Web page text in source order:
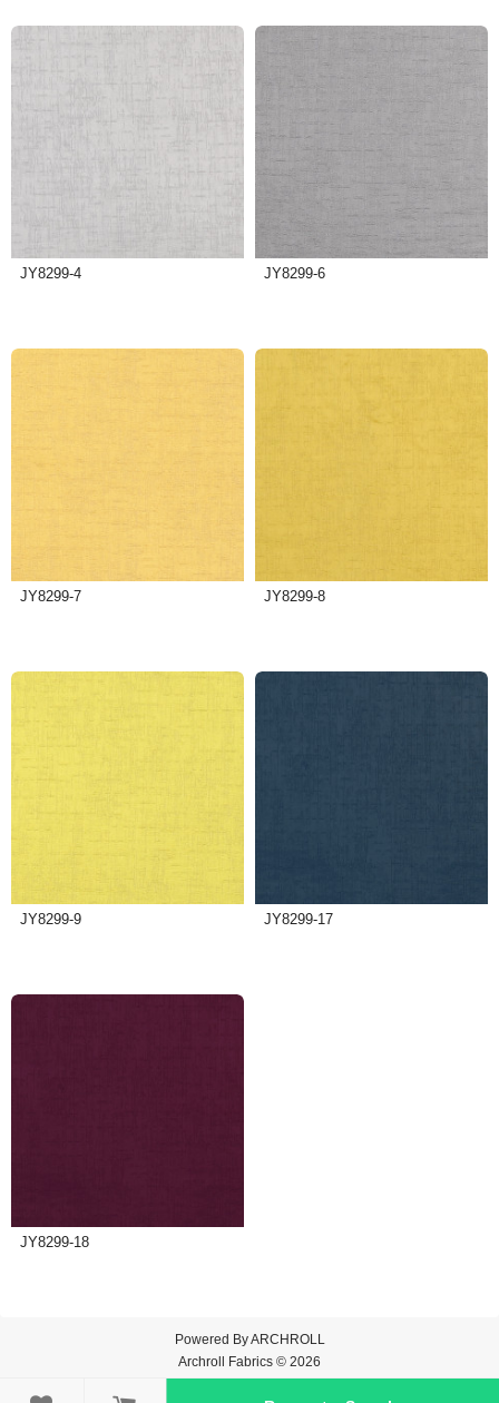
JY8299-4 JY8299-6
JY8299-7 JY8299-8
JY8299-9 JY8299-17
JY8299-18
Powered ByARCHROLL
Archroll Fabrics © 2026